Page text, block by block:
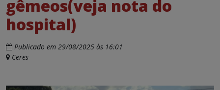
gêmeos(veja nota do
hospital)
Publicado em 29/08/2025 às 16:01
Ceres